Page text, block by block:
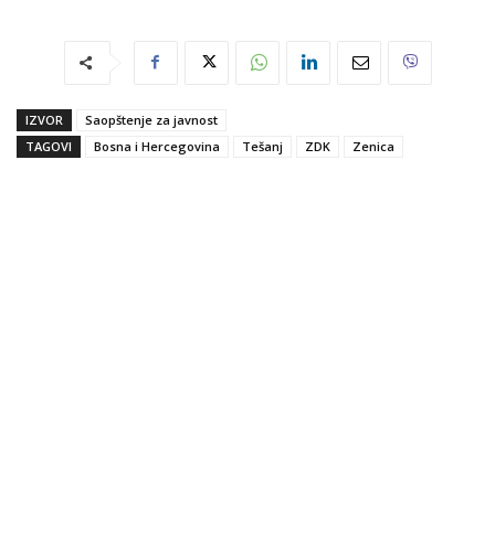
IZVOR
Saopštenje za javnost
TAGOVI
Bosna i Hercegovina Tešanj ZDK Zenica